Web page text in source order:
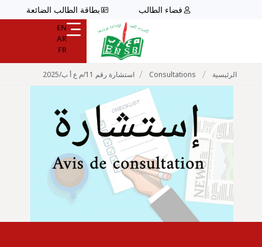
فضاء الطالب بطاقة الطالب الضائعة
EN
AR
FR
الرئيسية /
Consultations
/ استشارة رقم 11/م ع أ ب/2025